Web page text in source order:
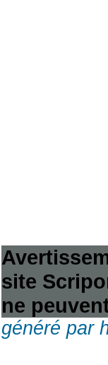
site
ne
généré par